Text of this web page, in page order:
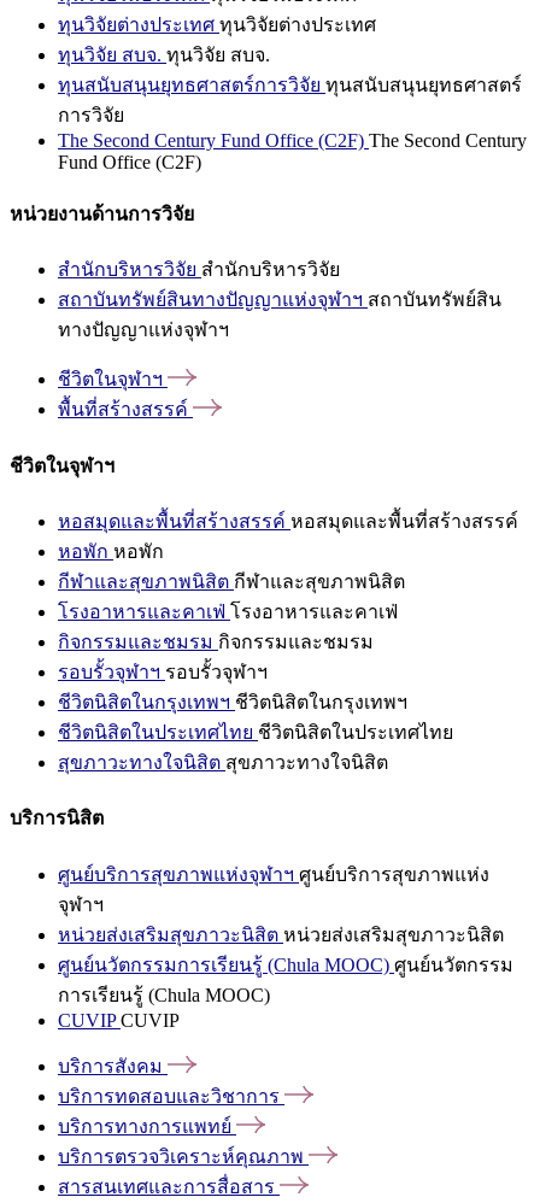
ทุนวิจัยต่างประเทศ ทุนวิจัยต่างประเทศ
ทุนวิจัย สบจ. ทุนวิจัย สบจ.
ทุนสนับสนุนยุทธศาสตร์การวิจัย ทุนสนับสนุนยุทธศาสตร์
การวิจัย
The Second Century Fund Office (C2F) The Second Century
Fund Office (C2F)
หน่วยงานด้านการวิจัย
สำนักบริหารวิจัย สำนักบริหารวิจัย
สถาบันทรัพย์สินทางปัญญาแห่งจุฬาฯ สถาบันทรัพย์สิน
ทางปัญญาแห่งจุฬาฯ
ชีวิตในจุฬาฯ
พื้นที่สร้างสรรค์
ชีวิตในจุฬาฯ
หอสมุดและพื้นที่สร้างสรรค์ หอสมุดและพื้นที่สร้างสรรค์
หอพัก หอพัก
กีฬาและสุขภาพนิสิต กีฬาและสุขภาพนิสิต
โรงอาหารและคาเฟ่ โรงอาหารและคาเฟ่
กิจกรรมและชมรม กิจกรรมและชมรม
รอบรั้วจุฬาฯ รอบรั้วจุฬาฯ
ชีวิตนิสิตในกรุงเทพฯ ชีวิตนิสิตในกรุงเทพฯ
ชีวิตนิสิตในประเทศไทย ชีวิตนิสิตในประเทศไทย
สุขภาวะทางใจนิสิต สุขภาวะทางใจนิสิต
บริการนิสิต
ศูนย์บริการสุขภาพแห่งจุฬาฯ ศูนย์บริการสุขภาพแห่ง
จุฬาฯ
หน่วยส่งเสริมสุขภาวะนิสิต หน่วยส่งเสริมสุขภาวะนิสิต
ศูนย์นวัตกรรมการเรียนรู้ (Chula MOOC) ศูนย์นวัตกรรม
การเรียนรู้ (Chula MOOC)
CUVIPCUVIP
บริการสังคม
บริการทดสอบและวิชาการ
บริการทางการแพทย์
บริการตรวจวิเคราะห์คุณภาพ
สารสนเทศและการสื่อสาร